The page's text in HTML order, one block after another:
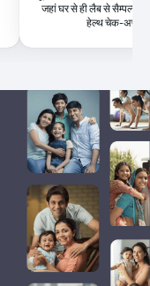
जहां घर से ही लैब से सैम्पल्स
हेल्थ चेक-अप की